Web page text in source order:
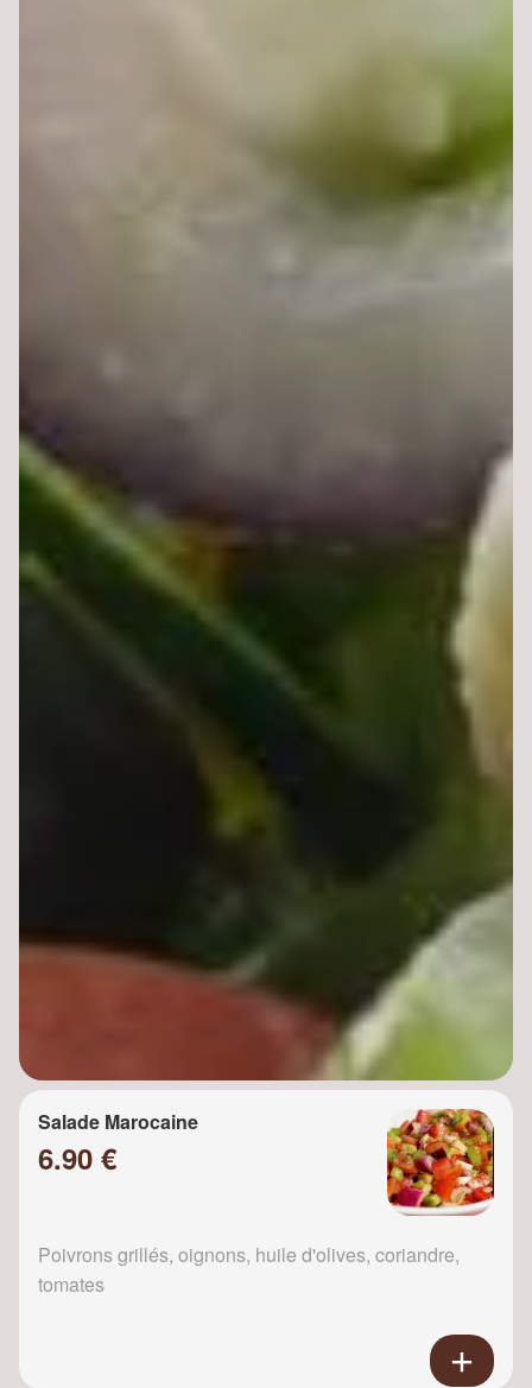
Salade Marocaine
6.90 €
Poivrons grillés, oignons, huile d'olives, coriandre,
tomates